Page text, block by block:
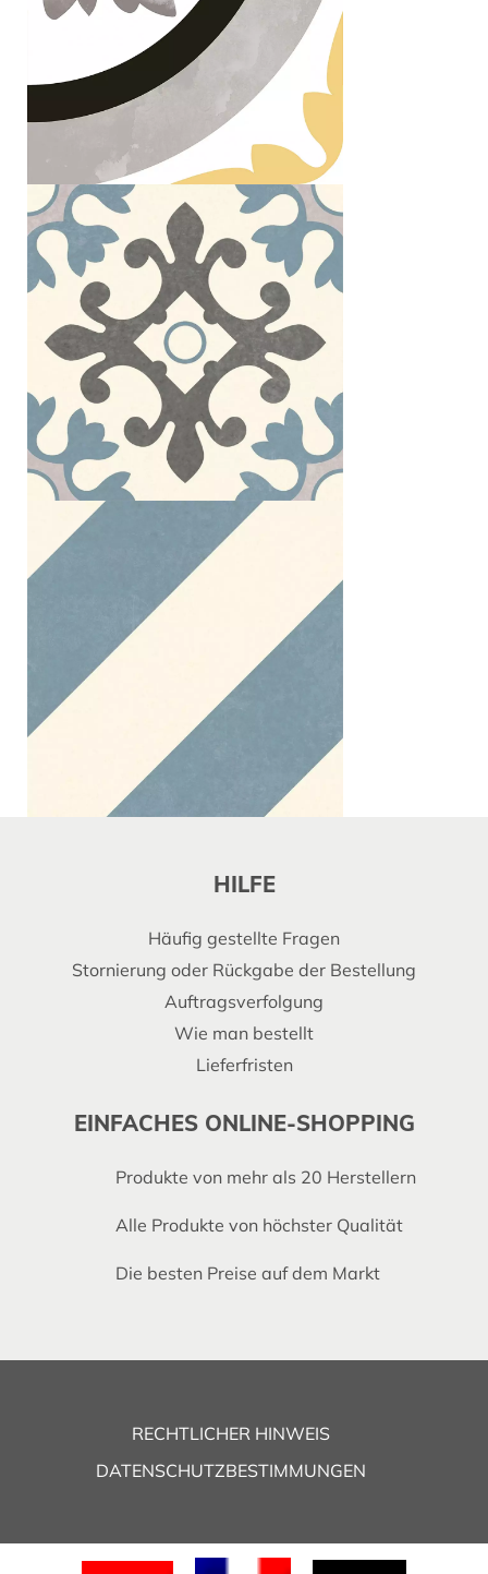
HILFE
Häufig gestellte Fragen
Stornierung oder Rückgabe der Bestellung
Auftragsverfolgung
Wie man bestellt
Lieferfristen
EINFACHES ONLINE-SHOPPING
Produkte von mehr als 20 Herstellern
Alle Produkte von höchster Qualität
Die besten Preise auf dem Markt
RECHTLICHER HINWEIS
DATENSCHUTZBESTIMMUNGEN